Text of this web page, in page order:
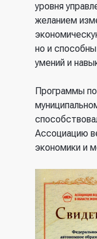
уровня
желанием
но и
умений и
Программы
Ассоциацию
экономики и